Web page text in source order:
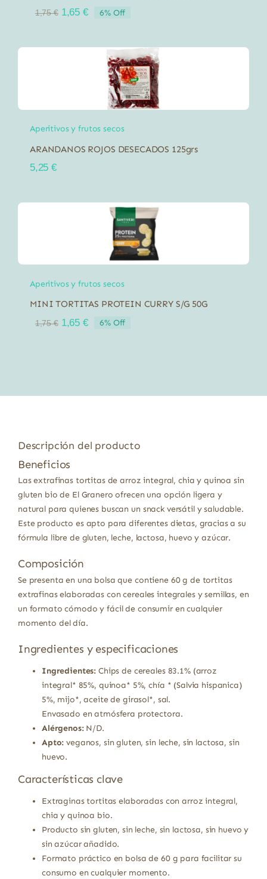
1,75€ El
era:
1,65 €El
es:
1,65 €.
6% Off
Aperitivos y frutos secos
ARANDANOS ROJOS DESECADOS 125grs
5,25€
Aperitivos y frutos secos
MINI TORTITAS PROTEIN CURRY S/G 50G
1,75€ El
1,65 €El
6% Off
Descripción del producto
Beneficios
Las extrafinas tortitas de arroz integral, chia y quinoa sin
gluten bio de El Granero ofrecen una opción ligera y
natural para quienes buscan un snack versátil y saludable.
Este producto es apto para diferentes dietas, gracias a su
fórmula libre de gluten, leche, lactosa, huevo y azúcar.
Composición
Se presenta en una bolsa que contiene 60 g de tortitas
extrafinas elaboradas con cereales integrales y semillas, en
un formato cómodo y fácil de consumir en cualquier
momento del día.
Ingredientes y especificaciones
Ingredientes: Chips de cereales 83.1% (arroz
integral* 85%, quinoa* 5%, chía * (Salvia hispanica)
5%, mijo*, aceite de girasol*, sal.
Envasado en atmósfera protectora.
Alérgenos:N/D.
Apto: veganos, sin gluten, sin leche, sin lactosa, sin
huevo.
Características clave
Extraginas tortitas elaboradas con arroz integral,
chia y quinoa bio.
Producto sin gluten, sin leche, sin lactosa, sin huevo y
sin azúcar añadido.
Formato práctico en bolsa de 60 g para facilitar su
consumo en cualquier momento.